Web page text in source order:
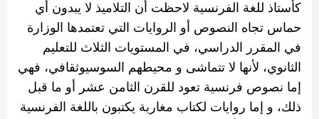
كأستاذ للغة الفرنسية لاحظت أن التلاميذ لا يبدون أي
حماس تجاه النصوص أو الروايات التي تعتمدها الوزارة
في المقرر الدراسي، في المستويات الثلاث للتعليم
الثانوي، لأنها لا تتماشى و محيطهم السوسيوثقافي، فهي
إما نصوص فرنسية تعود للقرن الثامن عشر أو ما قبل
ذلك، و إما روايات لكتاب مغاربة يكتبون باللغة الفرنسية